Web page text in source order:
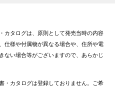
カタログは、原則として発売当時の内容
仕様や付属物が異なる場合や、住所や電
ない場合等がございますので、あらかじ
・カタログは登録しておりません。ご希